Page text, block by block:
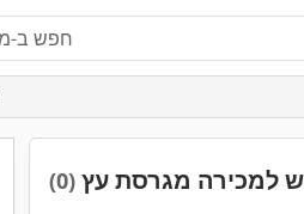
למכירה מגרסת עץ (0)